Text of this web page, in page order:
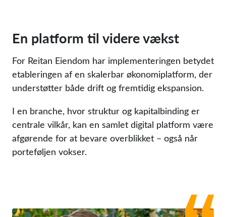
En platform til videre vækst
For Reitan Eiendom har implementeringen betydet
etableringen af en skalerbar økonomiplatform, der
understøtter både drift og fremtidig ekspansion.
I en branche, hvor struktur og kapitalbinding er
centrale vilkår, kan en samlet digital platform være
afgørende for at bevare overblikket – også når
porteføljen vokser.